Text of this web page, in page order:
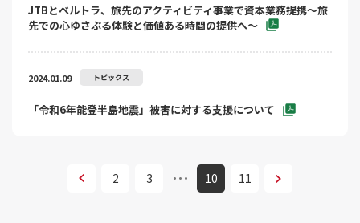
JTBとベルトラ、旅先のアクティビティ事業で資本業務提携～旅
先での心ゆさぶる体験と価値ある時間の提供へ～
2024.01.09 トピックス
「令和6年能登半島地震」被害に対する支援について
次へ
2 3 10 11
次へ